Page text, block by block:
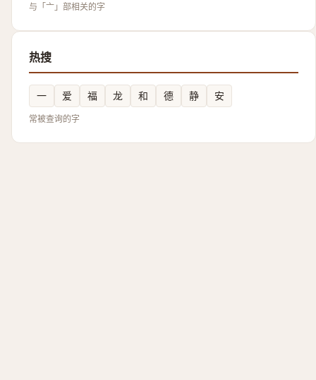
与「亠」部相关的字
热搜
一 爱 福 龙 和 德 静 安
常被查询的字